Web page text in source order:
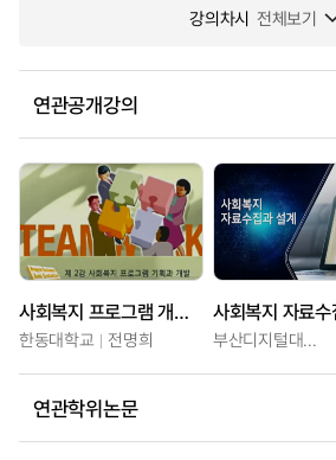
강의차시 전체보기
연관공개강의
사회복지 프로그램 개발과 평가
한동대학교 전명희 부산디지털대학교
연관학위논문